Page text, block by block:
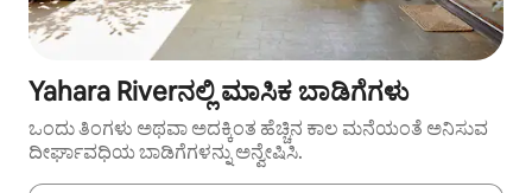
Yahara Riverನಲ್ಲಿ ಮಾಸಿಕ ಬಾಡಿಗೆಗಳು
ಒಂದು ತಿಂಗಳು ಅಥವಾ ಅದಕ್ಕಿಂತ ಹೆಚ್ಚಿನ ಕಾಲ ಮನೆಯಂತೆ ಅನಿಸುವ
ದೀರ್ಘಾವಧಿಯ ಬಾಡಿಗೆಗಳನ್ನು ಅನ್ವೇಷಿಸಿ.